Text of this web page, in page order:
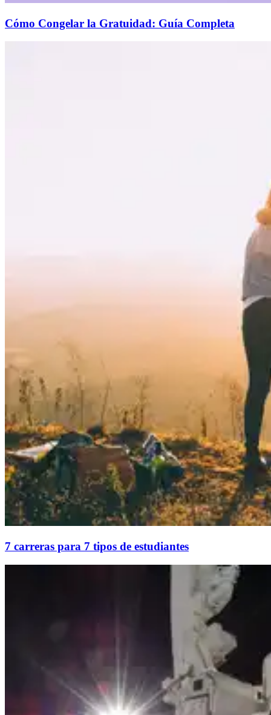
Cómo Congelar la Gratuidad: Guía Completa
7 carreras para 7 tipos de estudiantes